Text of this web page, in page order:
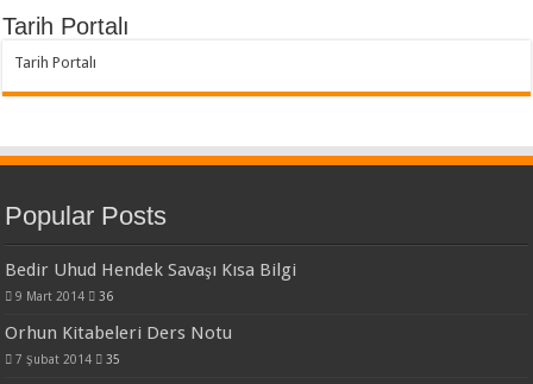
Tarih Portalı
Tarih Portalı
Popular Posts
Bedir Uhud Hendek Savaşı Kısa Bilgi
9 Mart 2014 36
Orhun Kitabeleri Ders Notu
7 Şubat 2014 35